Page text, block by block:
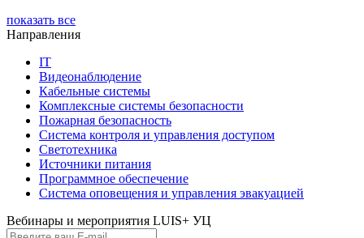
показать все
Направления
IT
Видеонаблюдение
Кабельные системы
Комплексные системы безопасности
Пожарная безопасность
Система контроля и управления доступом
Светотехника
Источники питания
Программное обеспечение
Система оповещения и управления эвакуацией
Вебинары и мероприятия LUIS+ УЦ